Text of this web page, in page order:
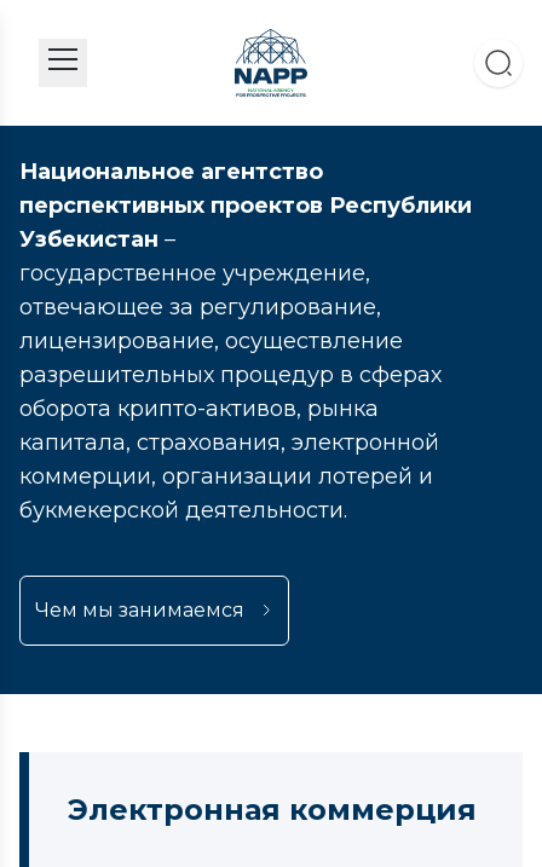
Национальное агентство
перспективных проектов Республики
Узбекистан –
государственное учреждение,
отвечающее за регулирование,
лицензирование, осуществление
разрешительных процедур в сферах
оборота крипто-активов, рынка
капитала, страхования, электронной
коммерции, организации лотерей и
букмекерской деятельности.
Чем мы занимаемся
Электронная коммерция